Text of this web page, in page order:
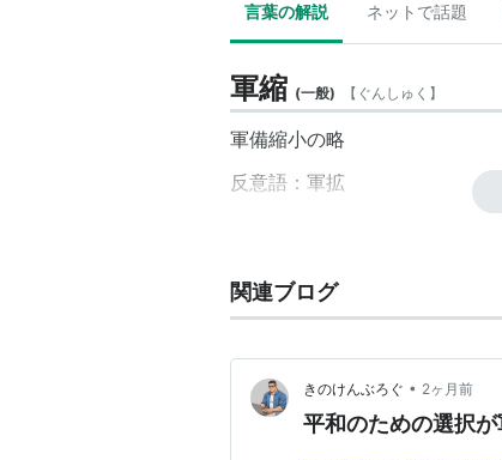
言葉の解説 ネットで話題
軍縮 (一般) 【 ぐんしゅく 】
軍備縮小の略
反意語： 軍拡
関連ブログ
きのけんぶろぐ • 2ヶ月前
平和のための選択